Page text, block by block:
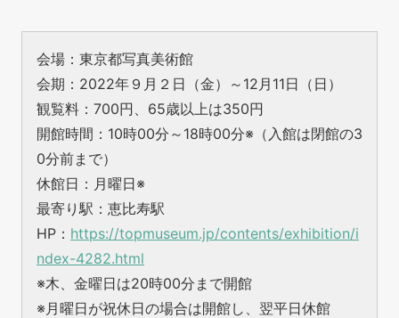
会場：東京都写真美術館
会期：2022年９月２日（金）～12月11日（日）
観覧料：700円、65歳以上は350円
開館時間：10時00分～18時00分※（入館は閉館の3
0分前まで）
休館日：月曜日※
最寄り駅：恵比寿駅
HP： https://topmuseum.jp/contents/exhibition/i
ndex-4282.html
※木、金曜日は20時00分まで開館
※月曜日が祝休日の場合は開館し、翌平日休館